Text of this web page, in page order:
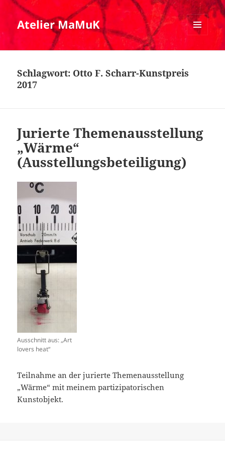
Atelier MaMuK
Schlagwort: Otto F. Scharr-Kunstpreis
2017
Jurierte Themenausstellung
„Wärme“
(Ausstellungsbeteiligung)
Ausschnitt aus: „Art
lovers heat“
Teilnahme an der jurierte Themenausstellung
„Wärme“ mit meinem partizipatorischen
Kunstobjekt.